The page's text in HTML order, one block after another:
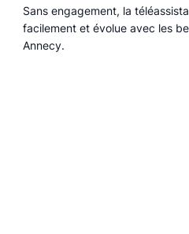
Sans engagement, la
facilement et évolue avec les
Annecy.